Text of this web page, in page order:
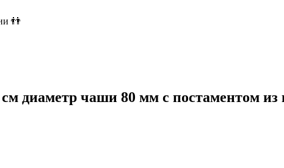
👬
диаметр чаши 80 мм с постаментом из